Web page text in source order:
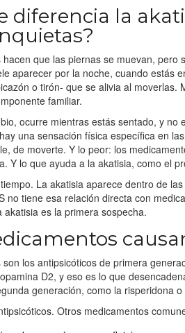
diferencia la
que las piernas se muevan,
aparecer por la noche, cuando estás
o tirón- que se alivia al moverlas.
familiar.
ocurre mientras estás sentado, y
una sensación física específica en
de moverte. Y lo peor: los
Y lo que ayuda a la akatisia, como el
La akatisia aparece dentro de
no tiene esa relación directa con
akatisia es la primera sospecha.
los antipsicóticos de primera
D2, y eso es lo que
generación, como la risperidona
Otros medicamentos